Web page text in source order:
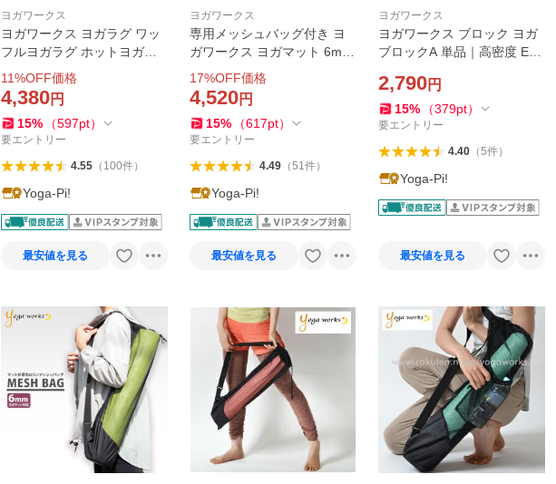
ヨガワークス
ヨガワークス ヨガラグ ワッ
フルヨガラグ ホットヨガラ
グ ヨガマット 折りたたみ ホ
ットヨガ ラグ タオル ホット
ヨガタオル おすすめ おしゃ
れ
11%OFF価格
4,380円
15% （597pt）
要エントリー
4.55（ 100件）
Yoga-Pi!
最安値を見る
ヨガワークス
専用メッシュバッグ付き ヨ
ガワークス ヨガマット 6mm
ケース付き メッシュバックS
ET
17%OFF価格
4,520円
15% （617pt）
要エントリー
4.49（51件）
Yoga-Pi!
最安値を見る
ヨガワークス
ヨガワークス ブロック ヨガ
ブロックA 単品｜高密度 EVA
助 プロップス｜公式 YW-E3
11 送料無料
2,790円
15% （379pt）
要エントリー
4.40（5件）
Yoga-Pi!
最安値を見る